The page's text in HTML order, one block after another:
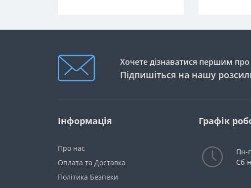
Хочете дізнаватися першим про
Підпишіться на нашу
Інформація
Про нас
Оплата та Доставка
Політика Безпеки
Графік
Пн-
Сб-